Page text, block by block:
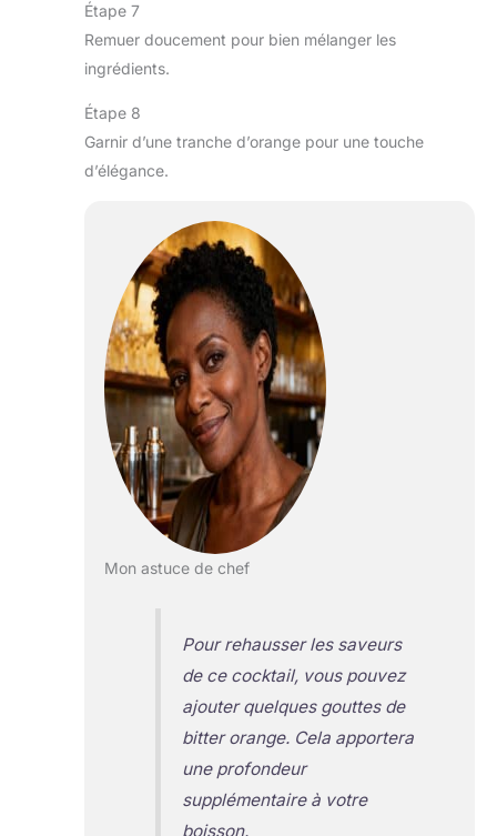
Étape 7
Remuer doucement pour bien mélanger les
ingrédients.
Étape 8
Garnir d’une tranche d’orange pour une touche
d’élégance.
Mon astuce de chef
Pour rehausser les saveurs
de ce cocktail, vous pouvez
ajouter quelques gouttes de
bitter orange. Cela apportera
une profondeur
supplémentaire à votre
boisson.